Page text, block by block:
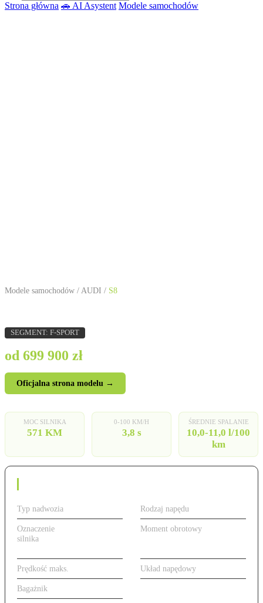
Strona główna 🚗 AI Asystent Modele samochodów
Modele samochodów / AUDI / S8
SEGMENT: F-SPORT
od 699 900 zł
Oficjalna strona modelu →
MOC SILNIKA
571 KM
0-100 KM/H
3,8 s
ŚREDNIE SPALANIE
10,0-11,0 l/100
km
Typ nadwozia Rodzaj napędu
Oznaczenie
silnika
Moment obrotowy
Prędkość maks. Układ napędowy
Bagażnik